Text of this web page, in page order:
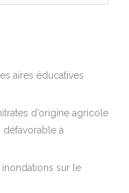
aires éducatives
d’origine agricole
défavorable à
sur le